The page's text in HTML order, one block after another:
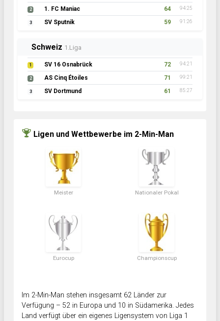
2 1. FC Maniac 64 94:25
3 SV Sputnik 59 91:26
Schweiz 1.Liga
1 SV 16 Osnabrück 72 94:21
2 AS Cinq Étoiles 71 99:21
3 SV Dortmund 61 85:27
Ligen und Wettbewerbe im 2-Min-Man
Meister Nationaler Pokal
Eurocup Championscup
Im 2-Min-Man stehen insgesamt 62 Länder zur
Verfügung – 52 in Europa und 10 in Südamerika. Jedes
Land verfügt über ein eigenes Ligensystem von Liga 1